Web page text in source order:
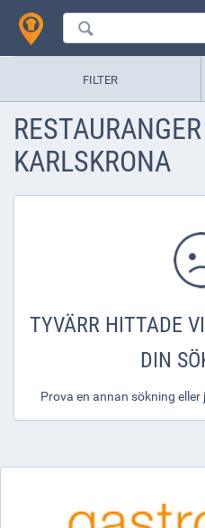
FILTER
KARLSKRONA
TYVÄRR HITTADE
DIN
Prova en annan sökning